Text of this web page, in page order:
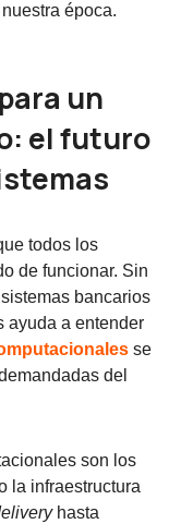
época.
un
el futuro
todos los
de funcionar. Sin
bancarios
ayuda a entender
se
del
son los
la infraestructura
hasta